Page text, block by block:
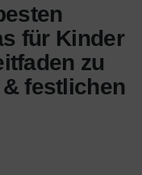
für Kinder
zu
festlichen